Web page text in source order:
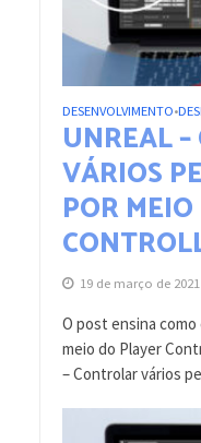
DESENVOLVIMENTO•
UNREAL
VÁRIOS
POR
19 de março de 2021
O post ensina
meio do Player
– Controlar vários